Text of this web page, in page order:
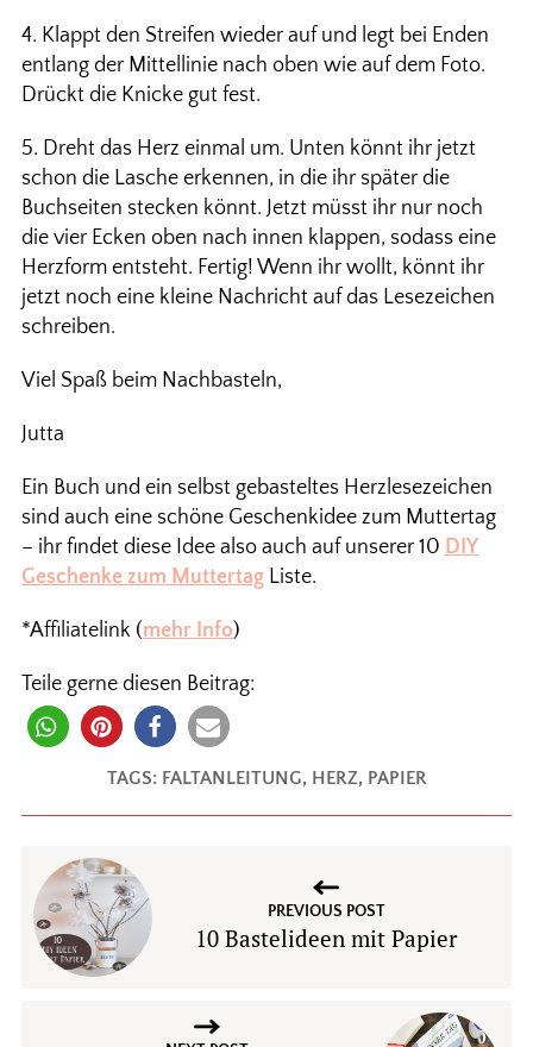
4. Klappt den Streifen wieder auf und legt bei Enden
entlang der Mittellinie nach oben wie auf dem Foto.
Drückt die Knicke gut fest.
5. Dreht das Herz einmal um. Unten könnt ihr jetzt
schon die Lasche erkennen, in die ihr später die
Buchseiten stecken könnt. Jetzt müsst ihr nur noch
die vier Ecken oben nach innen klappen, sodass eine
Herzform entsteht. Fertig! Wenn ihr wollt, könnt ihr
jetzt noch eine kleine Nachricht auf das Lesezeichen
schreiben.
Viel Spaß beim Nachbasteln,
Jutta
Ein Buch und ein selbst gebasteltes Herzlesezeichen
sind auch eine schöne Geschenkidee zum Muttertag
– ihr findet diese Idee also auch auf unserer 10 DIY
Geschenke zum MuttertagListe.
*Affiliatelink (mehr Info)
Teile gerne diesen Beitrag:
TAGS: FALTANLEITUNG, HERZ, PAPIER
PREVIOUS POST
10 Bastelideen mit Papier